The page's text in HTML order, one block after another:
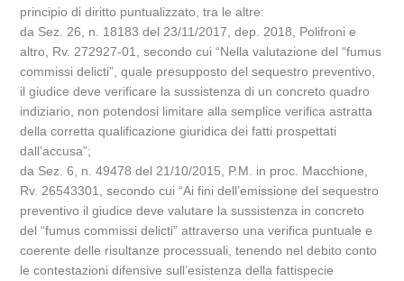
principio di diritto puntualizzato, tra le altre:
da Sez. 26, n. 18183 del 23/11/2017, dep. 2018, Polifroni e
altro, Rv. 272927-01, secondo cui “Nella valutazione del “fumus
commissi delicti”, quale presupposto del sequestro preventivo,
il giudice deve verificare la sussistenza di un concreto quadro
indiziario, non potendosi limitare alla semplice verifica astratta
della corretta qualificazione giuridica dei fatti prospettati
dall’accusa”;
da Sez. 6, n. 49478 del 21/10/2015, P.M. in proc. Macchione,
Rv. 26543301, secondo cui “Ai fini dell’emissione del sequestro
preventivo il giudice deve valutare la sussistenza in concreto
del “fumus commissi delicti” attraverso una verifica puntuale e
coerente delle risultanze processuali, tenendo nel debito conto
le contestazioni difensive sull’esistenza della fattispecie